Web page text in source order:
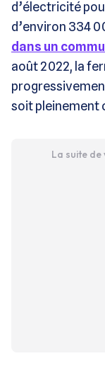
d’électricité
d’environ 334
dans un
août 2022, la
soit pleinement
La suite